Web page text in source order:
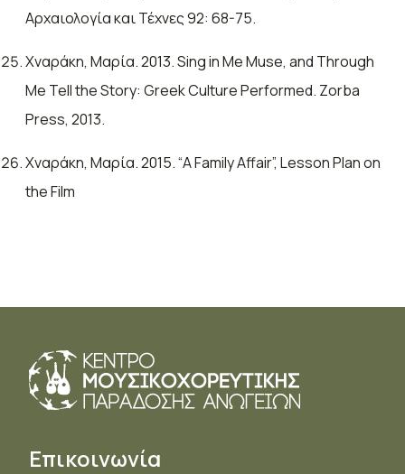
Αρχαιολογία και Τέχνες 92: 68-75.
Χναράκη, Μαρία. 2013. Sing in Me Muse, and Through
Me Tell the Story: Greek Culture Performed. Zorba
Press, 2013.
Χναράκη, Μαρία. 2015. “A Family Affair”, Lesson Plan on
the Film
Επικοινωνία